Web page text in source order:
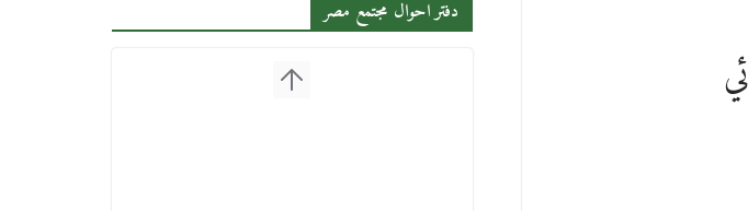
دفتر احوال مجتمع مصر